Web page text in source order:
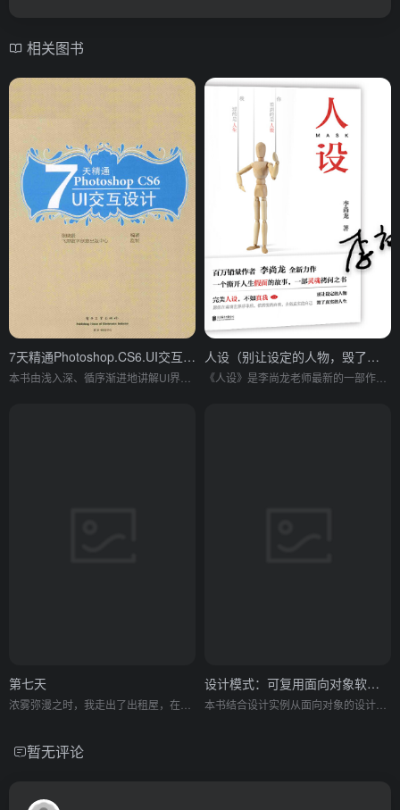
相关图书
7天精通Photoshop.CS6.UI交互设计（全彩） 人设（别让设定的人物，毁了真实的人生。李尚龙2019全新作品！）
第七天 设计模式：可复用面向对象软件度基础
暂无评论